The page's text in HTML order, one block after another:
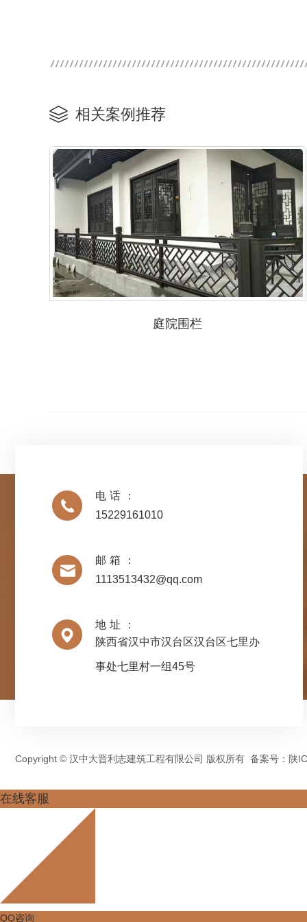
相关案例推荐
庭院围栏
电话：
15229161010
邮箱：
1113513432@qq.com
地址：
陕西省汉中市汉台区汉台区七里办
事处七里村一组45号
Copyright © 汉中大晋利志建筑工程有限公司 版权所有 备案号： 陕
在线客服
QQ咨询